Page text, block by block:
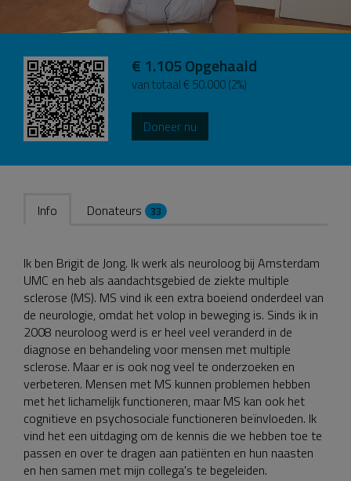
€ 1.105Opgehaald
van totaal € 50.000 (2%)
Doneer nu
Info Donateurs 33
Ik ben Brigit de Jong. Ik werk als neuroloog bij Amsterdam
UMC en heb als aandachtsgebied de ziekte multiple
sclerose (MS). MS vind ik een extra boeiend onderdeel van
de neurologie, omdat het volop in beweging is. Sinds ik in
2008 neuroloog werd is er heel veel veranderd in de
diagnose en behandeling voor mensen met multiple
sclerose. Maar er is ook nog veel te onderzoeken en
verbeteren. Mensen met MS kunnen problemen hebben
met het lichamelijk functioneren, maar MS kan ook het
cognitieve en psychosociale functioneren beïnvloeden. Ik
vind het een uitdaging om de kennis die we hebben toe te
passen en over te dragen aan patiënten en hun naasten
en hen samen met mijn collega's te begeleiden.